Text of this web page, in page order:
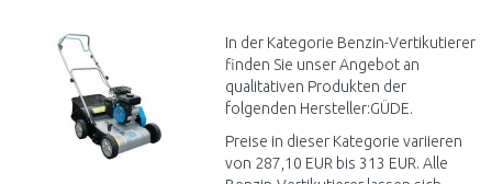
Vergleichen
In der Kategorie Benzin-Vertikutierer
finden Sie unser Angebot an
qualitativen Produkten der
folgenden Hersteller:GÜDE.
Preise in dieser Kategorie variieren
von 287,10 EUR bis 313 EUR. Alle